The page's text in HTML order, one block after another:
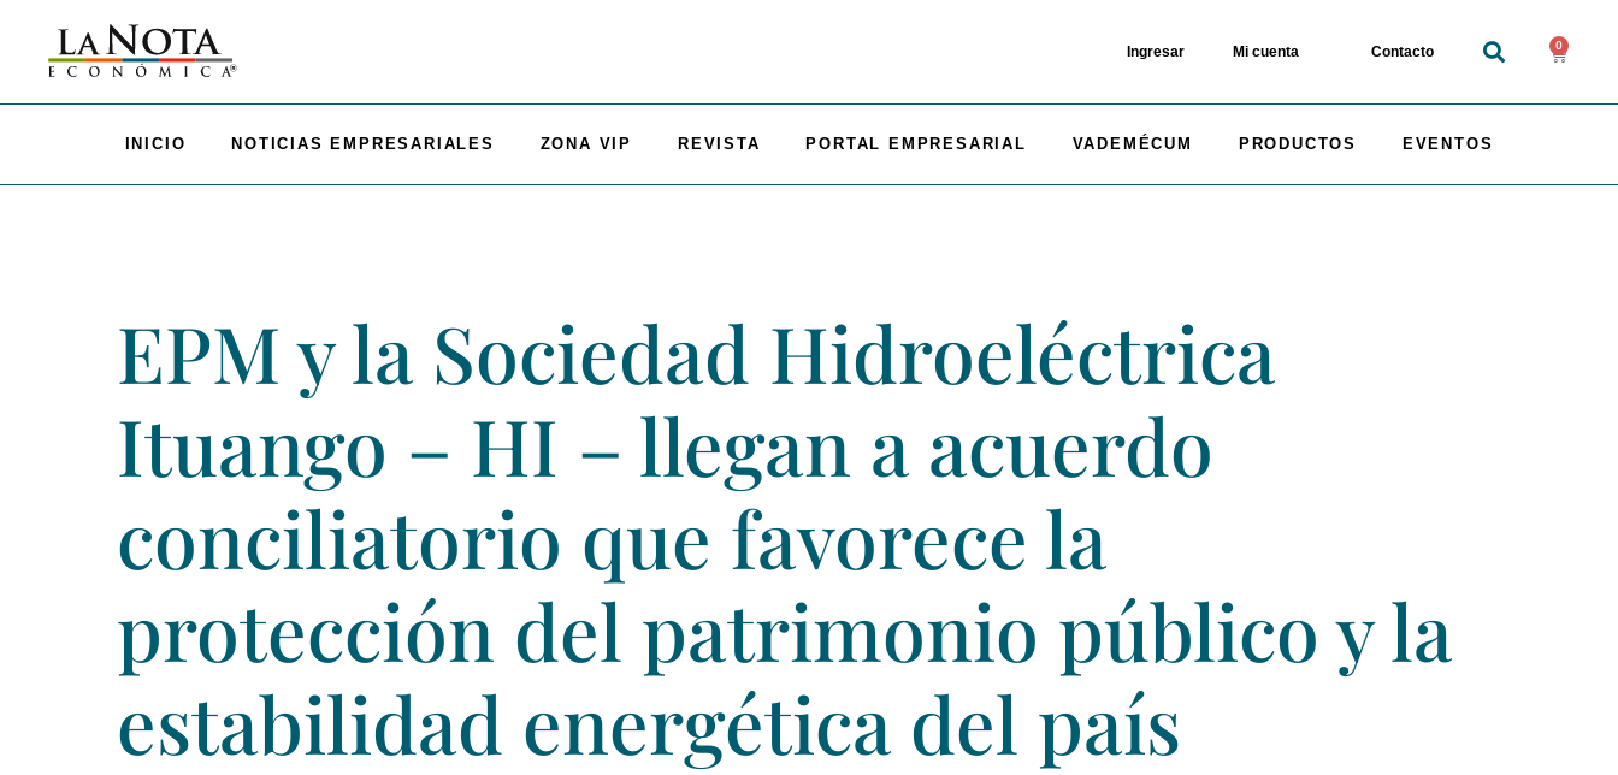
Ingresar Mi cuenta Contacto 0
INICIO NOTICIAS EMPRESARIALES ZONA VIP REVISTA PORTAL EMPRESARIAL VADEMÉCUM PRODUCTOS EVENTOS
EPM y la Sociedad Hidroeléctrica
Ituango – HI – llegan a acuerdo
conciliatorio que favorece la
protección del patrimonio público y la
estabilidad energética del país